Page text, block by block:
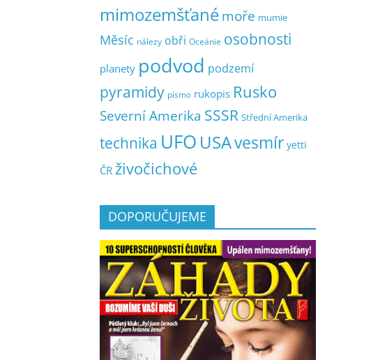
mimozemšťanémoře mumie
Měsíc nálezy obři Oceánie osobnosti
planety podvod podzemí
pyramidy písmo rukopis Rusko
Severní Amerika SSSR Střední Amerika
technika UFO USAvesmír yetti
ČR živočichové
DOPORUČUJEME